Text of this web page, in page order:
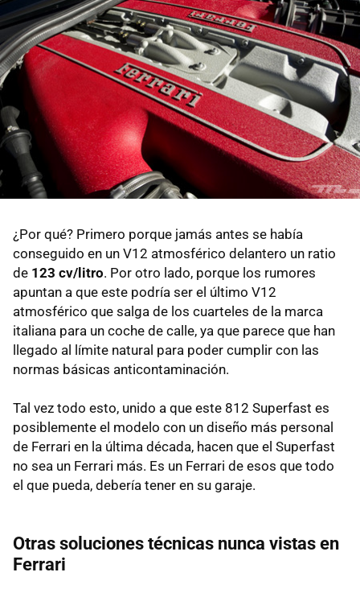
¿Por qué? Primero porque jamás antes se había
conseguido en un V12 atmosférico delantero un ratio
de 123 cv/litro. Por otro lado, porque los rumores
apuntan a que este podría ser el último V12
atmosférico que salga de los cuarteles de la marca
italiana para un coche de calle, ya que parece que han
llegado al límite natural para poder cumplir con las
normas básicas anticontaminación.
Tal vez todo esto, unido a que este 812 Superfast es
posiblemente el modelo con un diseño más personal
de Ferrari en la última década, hacen que el Superfast
no sea un Ferrari más. Es un Ferrari de esos que todo
el que pueda, debería tener en su garaje.
Otras soluciones técnicas nunca vistas en
Ferrari